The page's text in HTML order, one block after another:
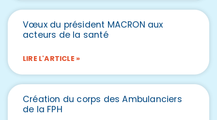
Vœux du président MACRON aux
acteurs de la santé
LIRE L'ARTICLE »
Création du corps des Ambulanciers
de la FPH